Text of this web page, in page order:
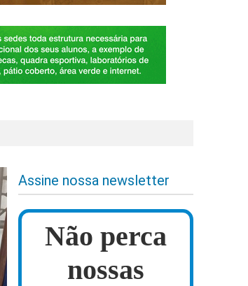
Assine nossa newsletter
Não perca
nossas